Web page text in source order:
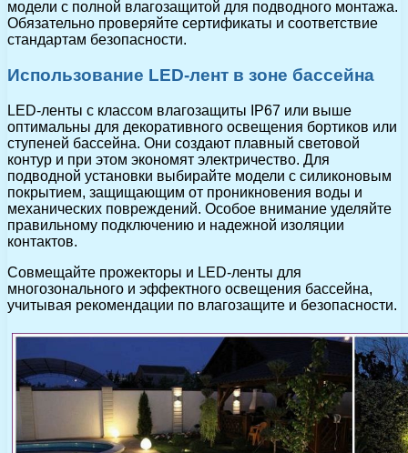
модели с полной влагозащитой для подводного монтажа.
Обязательно проверяйте сертификаты и соответствие
стандартам безопасности.
Использование LED-лент в зоне бассейна
LED-ленты с классом влагозащиты IP67 или выше
оптимальны для декоративного освещения бортиков или
ступеней бассейна. Они создают плавный световой
контур и при этом экономят электричество. Для
подводной установки выбирайте модели с силиконовым
покрытием, защищающим от проникновения воды и
механических повреждений. Особое внимание уделяйте
правильному подключению и надежной изоляции
контактов.
Совмещайте прожекторы и LED-ленты для
многозонального и эффектного освещения бассейна,
учитывая рекомендации по влагозащите и безопасности.